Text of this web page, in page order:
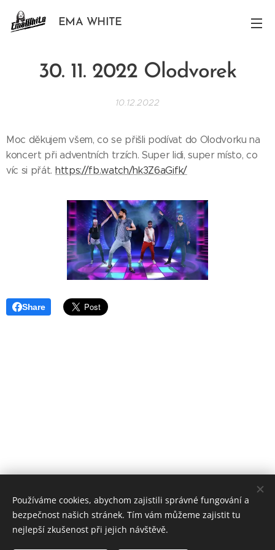
EMA WHITE
30. 11. 2022 Olodvorek
10.12.2022
Moc děkujem všem, co se přišli podívat do Olodvorku na
koncert při adventních trzích. Super lidi, super místo, co
víc si přát. https://fb.watch/hk3Z6aGifk/
Share
Používáme cookies, abychom zajistili správné fungování a
bezpečnost našich stránek. Tím vám můžeme zajistit tu
nejlepší zkušenost při jejich návštěvě.